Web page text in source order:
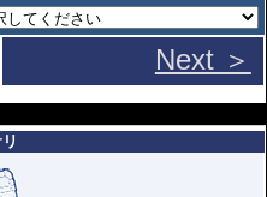
Next ＞